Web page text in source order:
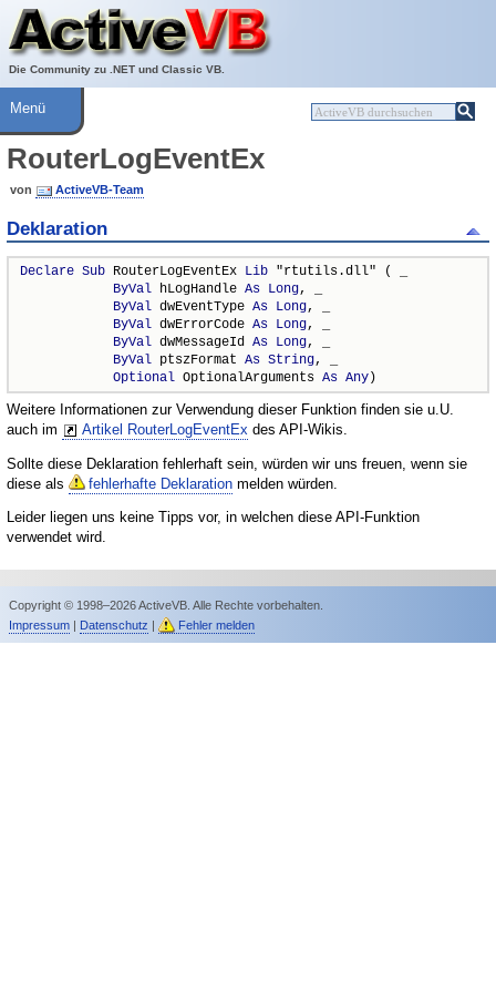
Die Community zu .NET und Classic VB.
Über ActiveVB
Hilfe
Menü
RouterLogEventEx
von ActiveVB-Team
Deklaration
Declare Sub RouterLogEventEx Lib "rtutils.dll" ( _
ByVal hLogHandle As Long, _
ByVal dwEventType As Long, _
ByVal dwErrorCode As Long, _
ByVal dwMessageId As Long, _
ByVal ptszFormat As String, _
Optional OptionalArguments As Any)
Weitere Informationen zur Verwendung dieser Funktion finden sie u.U.
auch im
Artikel RouterLogEventEx des API-Wikis.
Sollte diese Deklaration fehlerhaft sein, würden wir uns freuen, wenn sie
diese als
fehlerhafte Deklaration melden würden.
Leider liegen uns keine Tipps vor, in welchen diese API-Funktion
verwendet wird.
Copyright © 1998–2026 ActiveVB. Alle Rechte vorbehalten.
Impressum| Datenschutz | Fehler melden